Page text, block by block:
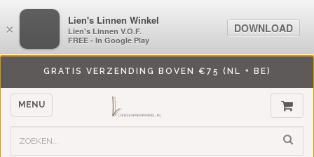
GRATIS VERZENDING BOVEN €75 (NL + BE)
MENU
×
LiensLinnenwinkel.nl
Lien's Linnen V.O.F.
FREE - In Google Play
DOWNLOAD
×
Lien's Linnen Winkel
Lien's Linnen V.O.F.
FREE - In Google Play
DOWNLOAD